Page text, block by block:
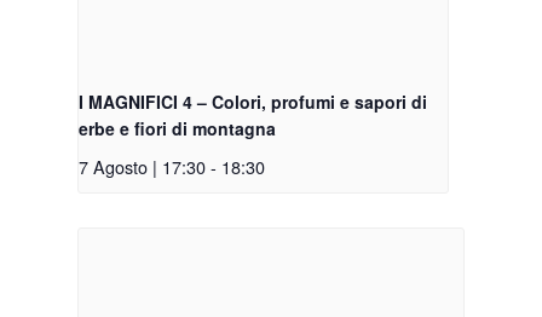
I MAGNIFICI 4 – Colori, profumi e sapori di
erbe e fiori di montagna
7 Agosto | 17:30- 18:30